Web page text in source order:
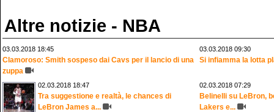
Altre notizie - NBA
03.03.2018 18:45
Clamoroso: Smith sospeso dai Cavs per il lancio di una
zuppa
03.03.2018 09:30
Si infiamma la lotta
02.03.2018 18:47
Tra suggestione e realtà, le chances di
LeBron James a...
02.03.2018 07:29
Belinelli su LeBron,
Lakers e...